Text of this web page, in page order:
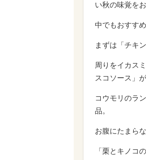
い秋の味覚を
中でもおすす
まずは「チキ
周りをイカス
スコソース」
コウモリのラ
品。
お腹にたまら
「栗とキノコ